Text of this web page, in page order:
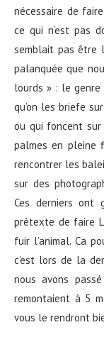
nécessaire de
ce qui n’est pas
semblait pas être
palanquée que
lourds » : le
qu’on les briefe
ou qui foncent sur
palmes en pleine
rencontrer les
sur des
Ces derniers ont
prétexte de faire
fuir l’animal. Ca
c’est lors de la
nous avons
remontaient à 5
vous le rendront